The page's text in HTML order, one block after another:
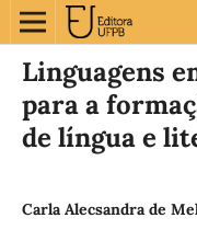
Linguagens
para a
de língua e
Carla Alecsandra de